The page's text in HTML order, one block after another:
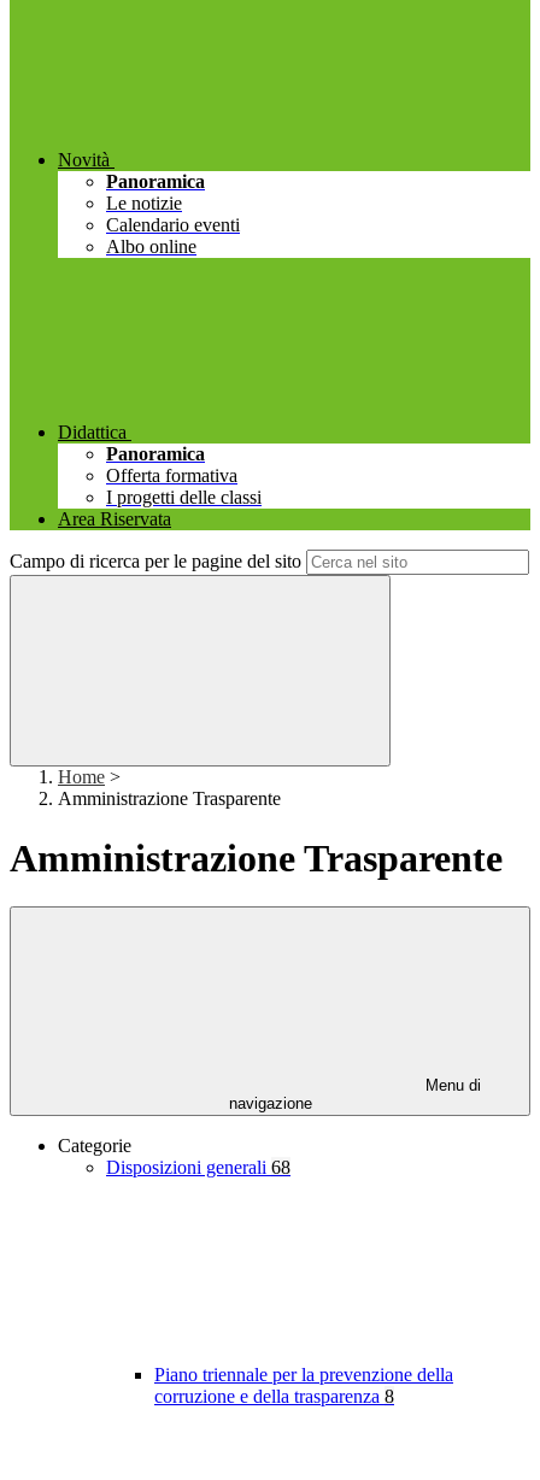
Novità
Panoramica
Le notizie
Calendario eventi
Albo online
Didattica
Panoramica
Offerta formativa
I progetti delle classi
Area Riservata
Campo di ricerca per le pagine del sito
Home >
Amministrazione Trasparente
Amministrazione Trasparente
Menu di
navigazione
Categorie
Disposizioni generali 68
Piano triennale per la prevenzione della
corruzione e della trasparenza 8